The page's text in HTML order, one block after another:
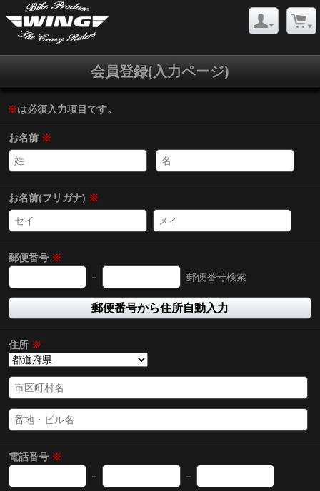
会員登録(入力ページ)
※は必須入力項目です。
お名前 ※
お名前(フリガナ) ※
郵便番号 ※
－
郵便番号検索
郵便番号から住所自動入力
住所 ※
電話番号 ※
－
－